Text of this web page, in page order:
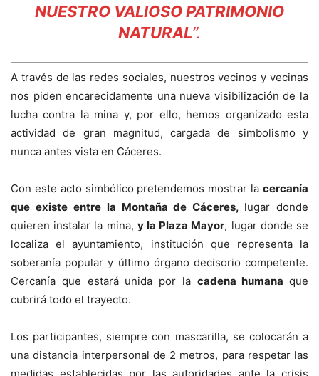
NUESTRO VALIOSO PATRIMONIO
NATURAL”.
A través de las redes sociales, nuestros vecinos y vecinas
nos piden encarecidamente una nueva visibilización de la
lucha contra la mina y, por ello, hemos organizado esta
actividad de gran magnitud, cargada de simbolismo y
nunca antes vista en Cáceres.
Con este acto simbólico pretendemos mostrar la cercanía
que existe entre la Montaña de Cáceres, lugar donde
quieren instalar la mina, y la Plaza Mayor, lugar donde se
localiza el ayuntamiento, institución que representa la
soberanía popular y último órgano decisorio competente.
Cercanía que estará unida por la cadena humana que
cubrirá todo el trayecto.
Los participantes, siempre con mascarilla, se colocarán a
una distancia interpersonal de 2 metros, para respetar las